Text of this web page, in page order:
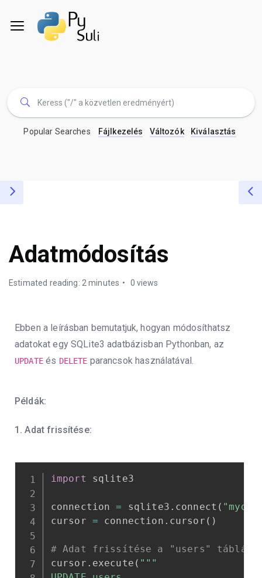
Popular Searches Fájlkezelés Változók Kiválasztás
Adatmódosítás
Estimated reading: 2 minutes 0 views
Ebben a leírásban bemutatjuk, hogyan módosíthatsz
adatokat egy SQLite3 adatbázisban Pythonban, az
UPDATEés DELETE parancsok használatával.
Példák:
1. Adat frissítése:
import sqlite3
connection = sqlite3 . connect (
cursor = connection . cursor ( )
# Adat frissítése a "users"
cursor . execute ( """